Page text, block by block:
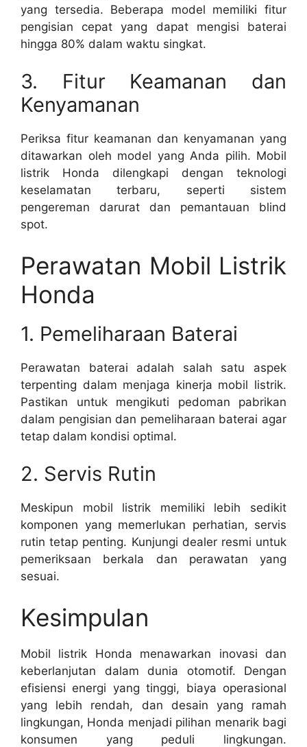
yang tersedia. Beberapa model memiliki fitur
pengisian cepat yang dapat mengisi baterai
hingga 80% dalam waktu singkat.
3. Fitur Keamanan dan
Kenyamanan
Periksa fitur keamanan dan kenyamanan yang
ditawarkan oleh model yang Anda pilih. Mobil
listrik Honda dilengkapi dengan teknologi
keselamatan terbaru, seperti sistem
pengereman darurat dan pemantauan blind
spot.
Perawatan Mobil Listrik
Honda
1. Pemeliharaan Baterai
Perawatan baterai adalah salah satu aspek
terpenting dalam menjaga kinerja mobil listrik.
Pastikan untuk mengikuti pedoman pabrikan
dalam pengisian dan pemeliharaan baterai agar
tetap dalam kondisi optimal.
2. Servis Rutin
Meskipun mobil listrik memiliki lebih sedikit
komponen yang memerlukan perhatian, servis
rutin tetap penting. Kunjungi dealer resmi untuk
pemeriksaan berkala dan perawatan yang
sesuai.
Kesimpulan
Mobil listrik Honda menawarkan inovasi dan
keberlanjutan dalam dunia otomotif. Dengan
efisiensi energi yang tinggi, biaya operasional
yang lebih rendah, dan desain yang ramah
lingkungan, Honda menjadi pilihan menarik bagi
konsumen yang peduli lingkungan.